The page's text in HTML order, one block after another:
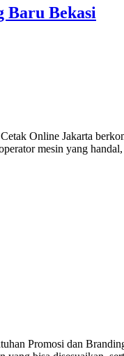
Baru Bekasi
Online Jakarta
mesin yang
Promosi dan